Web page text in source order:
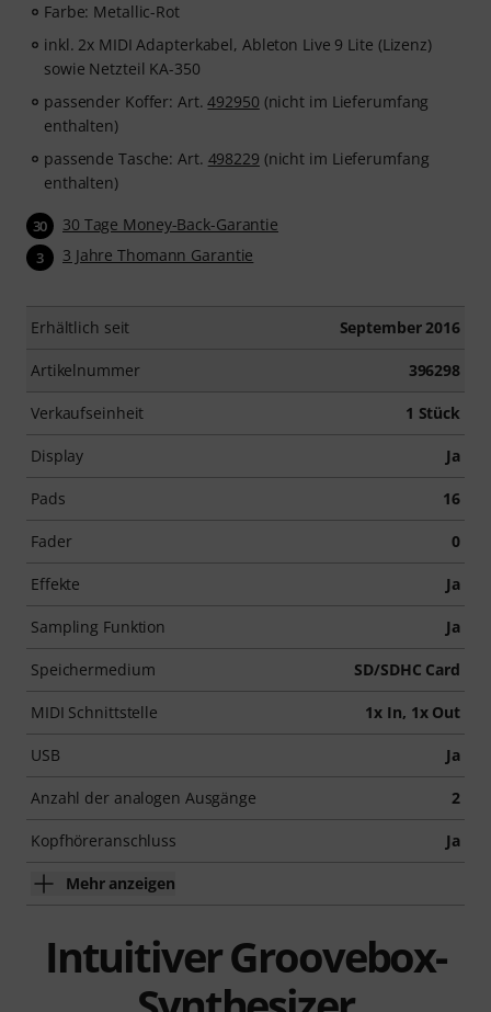
Farbe: Metallic-Rot
inkl. 2x MIDI Adapterkabel, Ableton Live 9 Lite (Lizenz)
sowie Netzteil KA-350
passender Koffer: Art.492950 (nicht im Lieferumfang
enthalten)
passende Tasche: Art. 498229 (nicht im Lieferumfang
enthalten)
30 30 Tage Money-Back-Garantie
3 3 Jahre Thomann Garantie
Erhältlich seit September 2016
Artikelnummer 396298
Verkaufseinheit 1 Stück
Display Ja
Pads 16
Fader 0
Effekte Ja
Sampling Funktion Ja
Speichermedium SD/SDHC Card
MIDI Schnittstelle 1x In, 1x Out
USB Ja
Anzahl der analogen Ausgänge 2
Kopfhöreranschluss Ja
Mehr anzeigen
Intuitiver Groovebox-